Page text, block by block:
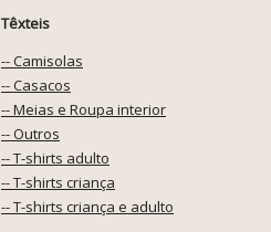
Têxteis
-- Camisolas
-- Casacos
-- Meias e Roupa interior
-- Outros
-- T-shirts adulto
-- T-shirts criança
-- T-shirts criança e adulto